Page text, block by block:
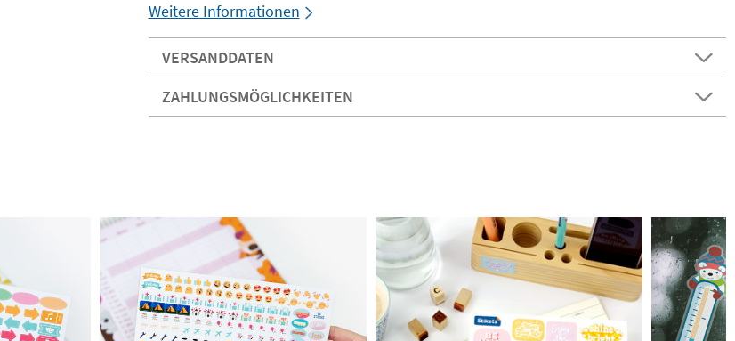
Weitere Informationen
VERSANDDATEN
ZAHLUNGSMÖGLICHKEITEN